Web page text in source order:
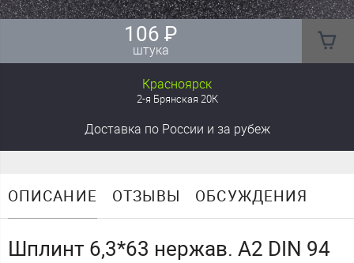
106₽
штука
Красноярск
2-я Брянская 20К
Доставка по России и за рубеж
ОПИСАНИЕ ОТЗЫВЫ ОБСУЖДЕНИЯ
Шплинт 6,3*63 нержав. А2 DIN 94